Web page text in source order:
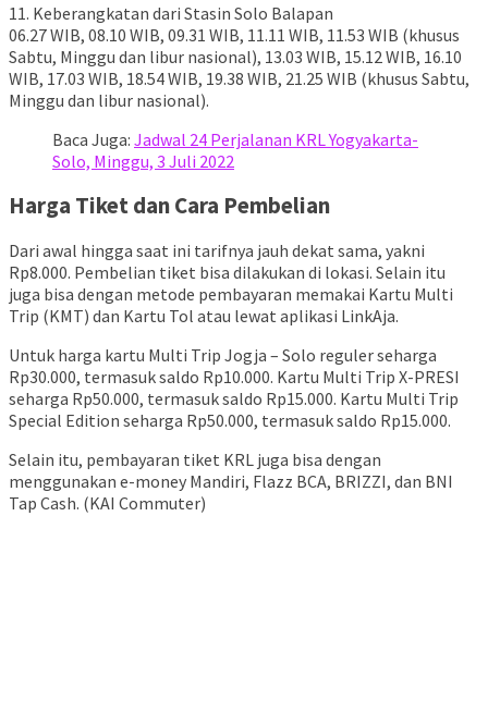
11. Keberangkatan dari Stasin Solo Balapan
06.27 WIB, 08.10 WIB, 09.31 WIB, 11.11 WIB, 11.53 WIB (khusus
Sabtu, Minggu dan libur nasional), 13.03 WIB, 15.12 WIB, 16.10
WIB, 17.03 WIB, 18.54 WIB, 19.38 WIB, 21.25 WIB (khusus Sabtu,
Minggu dan libur nasional).
Baca Juga: Jadwal 24 Perjalanan KRL Yogyakarta-
Solo, Minggu, 3 Juli 2022
Harga Tiket dan Cara Pembelian
Dari awal hingga saat ini tarifnya jauh dekat sama, yakni
Rp8.000. Pembelian tiket bisa dilakukan di lokasi. Selain itu
juga bisa dengan metode pembayaran memakai Kartu Multi
Trip (KMT) dan Kartu Tol atau lewat aplikasi LinkAja.
Untuk harga kartu Multi Trip Jogja – Solo reguler seharga
Rp30.000, termasuk saldo Rp10.000. Kartu Multi Trip X-PRESI
seharga Rp50.000, termasuk saldo Rp15.000. Kartu Multi Trip
Special Edition seharga Rp50.000, termasuk saldo Rp15.000.
Selain itu, pembayaran tiket KRL juga bisa dengan
menggunakan e-money Mandiri, Flazz BCA, BRIZZI, dan BNI
Tap Cash. (KAI Commuter)